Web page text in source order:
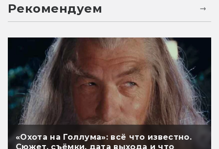
Рекомендуем
«Охота на Голлума»: всё что известно.
Сюжет, съёмки, дата выхода и что